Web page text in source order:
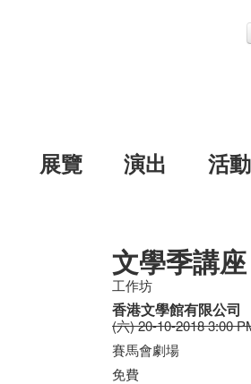
展覽 演出 活動
文學季講
工作坊
香港文學館有限公司
(六) 20-10-2018 3:00
賽馬會劇場
免費